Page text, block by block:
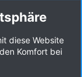
diese Website
Komfort bei